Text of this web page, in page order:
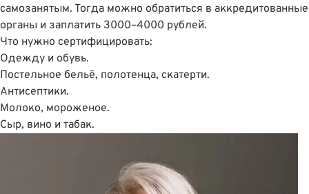
самозанятым. Тогда можно обратиться в аккредитованные
органы и заплатить 3000–4000 рублей.
Что нужно сертифицировать:
Одежду и обувь.
Постельное бельё, полотенца, скатерти.
Антисептики.
Молоко, мороженое.
Сыр, вино и табак.